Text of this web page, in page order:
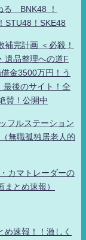
る BNK48 ！
STU48！SKE48
完計画 ＜必殺！
遺品整理への道F
金3500万円！う
最後のサイト！全
賛！公開中
フルステーション
無職孤独居老人的
カマトレーダーの
とめ速報）
め速報！！激しく